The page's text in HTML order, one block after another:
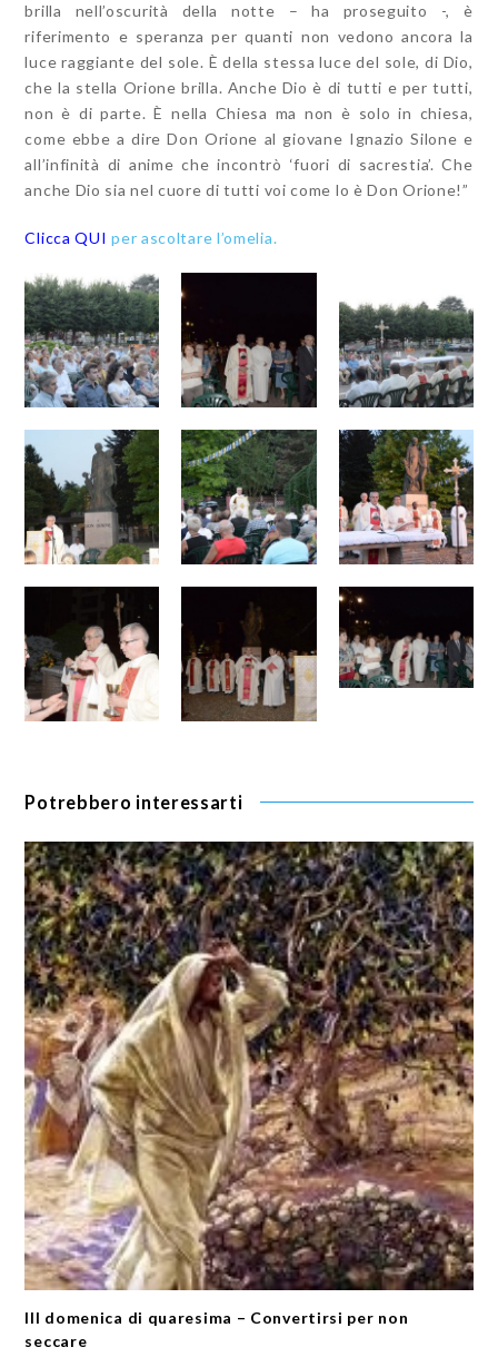
brilla nell’oscurità della notte – ha proseguito -, è
riferimento e speranza per quanti non vedono ancora la
luce raggiante del sole. È della stessa luce del sole, di Dio,
che la stella Orione brilla. Anche Dio è di tutti e per tutti,
non è di parte. È nella Chiesa ma non è solo in chiesa,
come ebbe a dire Don Orione al giovane Ignazio Silone e
all’infinità di anime che incontrò ‘fuori di sacrestia’. Che
anche Dio sia nel cuore di tutti voi come lo è Don Orione!”
Clicca QUI per ascoltare l’omelia.
Potrebbero interessarti
III domenica di quaresima – Convertirsi per non
seccare